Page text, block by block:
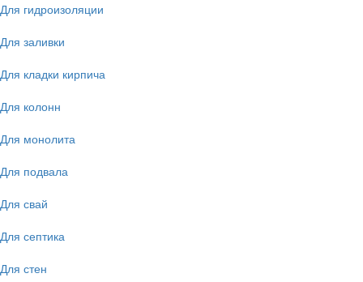
Для гидроизоляции
Для заливки
Для кладки кирпича
Для колонн
Для монолита
Для подвала
Для свай
Для септика
Для стен